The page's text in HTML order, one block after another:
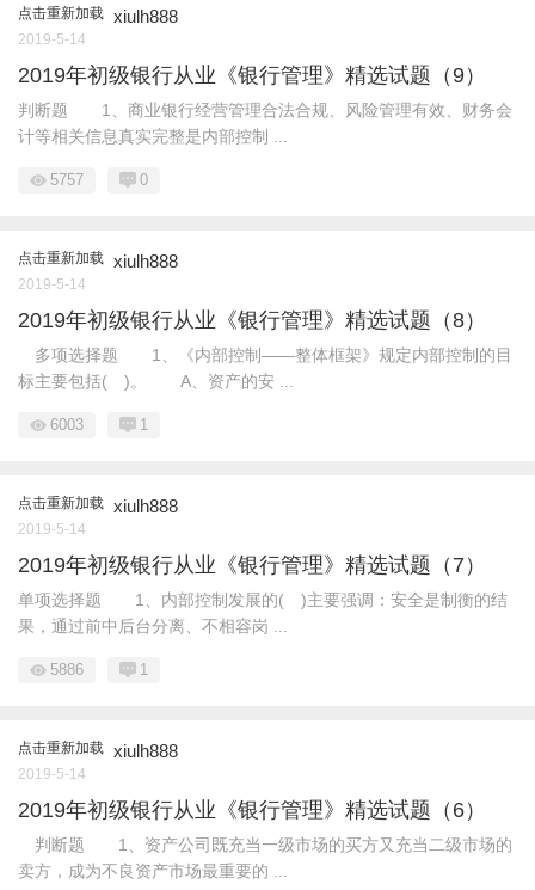
点击重新加载 xiulh888
2019-5-14
2019年初级银行从业《银行管理》精选试题（9）
判断题 1、商业银行经营管理合法合规、风险管理有效、财务会
计等相关信息真实完整是内部控制 ...
5757 0
点击重新加载 xiulh888
2019-5-14
2019年初级银行从业《银行管理》精选试题（8）
多项选择题 1、《内部控制——整体框架》规定内部控制的目
标主要包括( )。 A、资产的安 ...
6003 1
点击重新加载 xiulh888
2019-5-14
2019年初级银行从业《银行管理》精选试题（7）
单项选择题 1、内部控制发展的( )主要强调：安全是制衡的结
果，通过前中后台分离、不相容岗 ...
5886 1
点击重新加载 xiulh888
2019-5-14
2019年初级银行从业《银行管理》精选试题（6）
判断题 1、资产公司既充当一级市场的买方又充当二级市场的
卖方，成为不良资产市场最重要的 ...